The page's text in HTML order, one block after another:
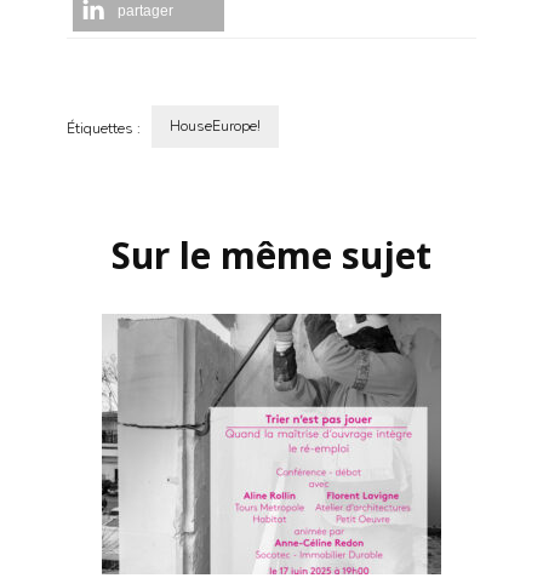
partager
Étiquettes : HouseEurope!
Sur le même sujet